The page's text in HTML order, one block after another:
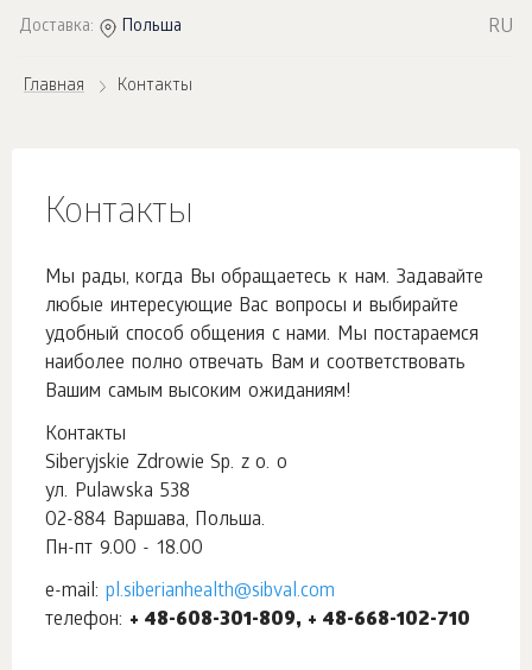
Доставка: Польша RU
Главная Контакты
Контакты
Мы рады, когда Вы обращаетесь к нам. Задавайте
любые интересующие Вас вопросы и выбирайте
удобный способ общения с нами. Мы постараемся
наиболее полно отвечать Вам и соответствовать
Вашим самым высоким ожиданиям!
Контакты
Siberyjskie Zdrowie Sp. z o. o
ул. Pulawska 538
02-884 Варшава, Польша.
Пн-пт 9.00 - 18.00
e-mail: pl.siberianhealth@sibval.com
телефон: + 48-608-301-809, + 48-668-102-710